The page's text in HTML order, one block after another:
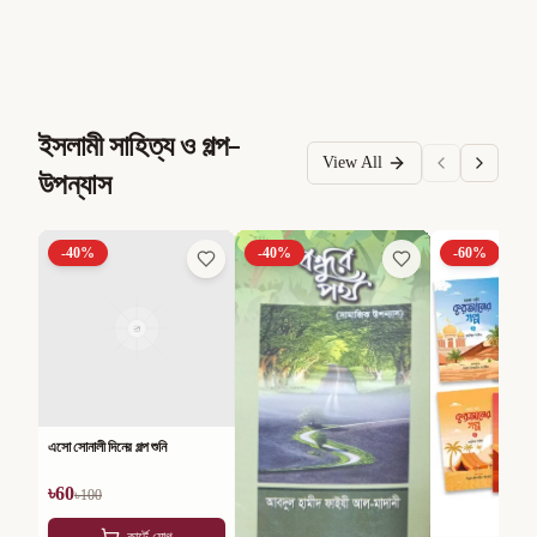
ইসলামী সাহিত্য ও গল্প-
উপন্যাস
View All
-40%
এসো সোনালী দিনের গল্প শুনি
৳60৳100
-40% -60%